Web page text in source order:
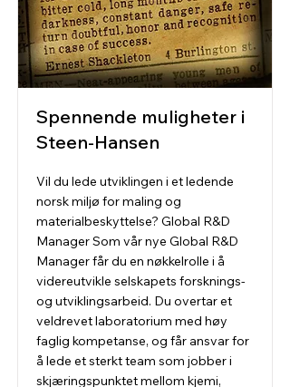
Spennende muligheter i
Steen-Hansen
Vil du lede utviklingen i et ledende
norsk miljø for maling og
materialbeskyttelse? Global R&D
Manager Som vår nye Global R&D
Manager får du en nøkkelrolle i å
videreutvikle selskapets forsknings-
og utviklingsarbeid. Du overtar et
veldrevet laboratorium med høy
faglig kompetanse, og får ansvar for
å lede et sterkt team som jobber i
skjæringspunktet mellom kjemi,